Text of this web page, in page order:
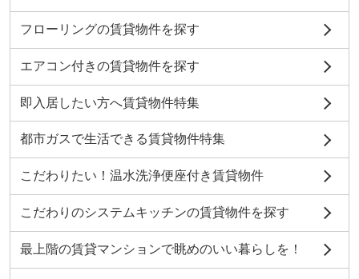
フローリングの賃貸物件を探す
エアコン付きの賃貸物件を探す
即入居したい方へ賃貸物件特集
都市ガスで生活できる賃貸物件特集
こだわりたい！温水洗浄便座付き賃貸物件
こだわりのシステムキッチンの賃貸物件を探す
最上階の賃貸マンションで眺めのいい暮らしを！